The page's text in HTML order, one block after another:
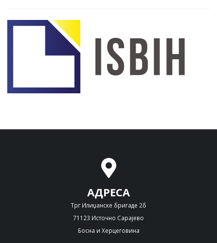
АДРЕСА
Трг Илиџанске бригаде 2б
71123 Источно Сарајево
Босна и Херцеговина